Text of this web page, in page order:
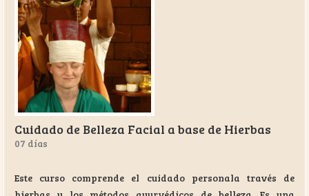
Cuidado de Belleza Facial a base de Hierbas
07 días
Este curso comprende el cuidado personala través de